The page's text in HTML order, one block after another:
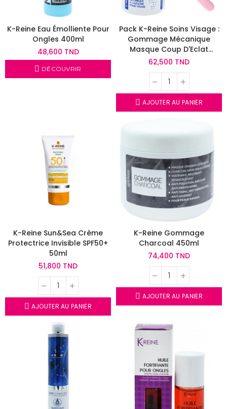
K-Reine Eau Émolliente Pour
Ongles 400ml
48,600 TND
DÉCOUVRIR
Pack K-Reine Soins Visage :
Gommage Mécanique
Masque Coup D'Eclat
Spatule Brosse Gommage
62,500 TND
AJOUTER AU PANIER
K-Reine Sun&Sea Crème
Protectrice Invisible SPF50+
50ml
51,800 TND
AJOUTER AU PANIER
K-Reine Gommage
Charcoal 450ml
74,400 TND
AJOUTER AU PANIER